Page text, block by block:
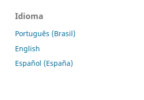
Idioma
Português (Brasil)
English
Español (España)